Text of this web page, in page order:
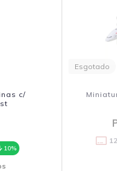
c/
10%
Esgotado